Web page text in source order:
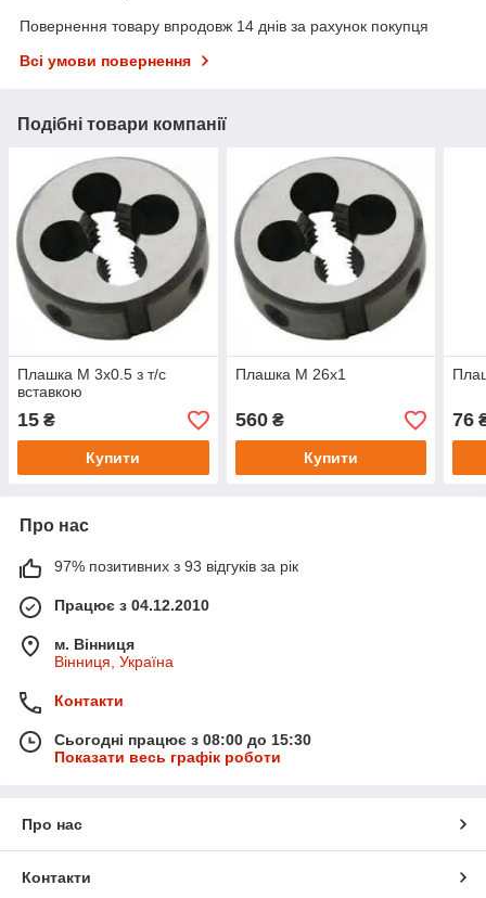
Повернення товару впродовж 14 днів за рахунок покупця
Всі умови повернення
Подібні товари компанії
Плашка М 3х0.5 з т/с
вставкою
15 ₴
Купити
Плашка М 26х1
560₴
Купити
76
Про нас
97% позитивних з 93 відгуків за рік
Працює з 04.12.2010
м. Вінниця
Вінниця, Україна
Контакти
Сьогодні працює з 08:00 до 15:30
Показати весь графік роботи
Про нас
Контакти